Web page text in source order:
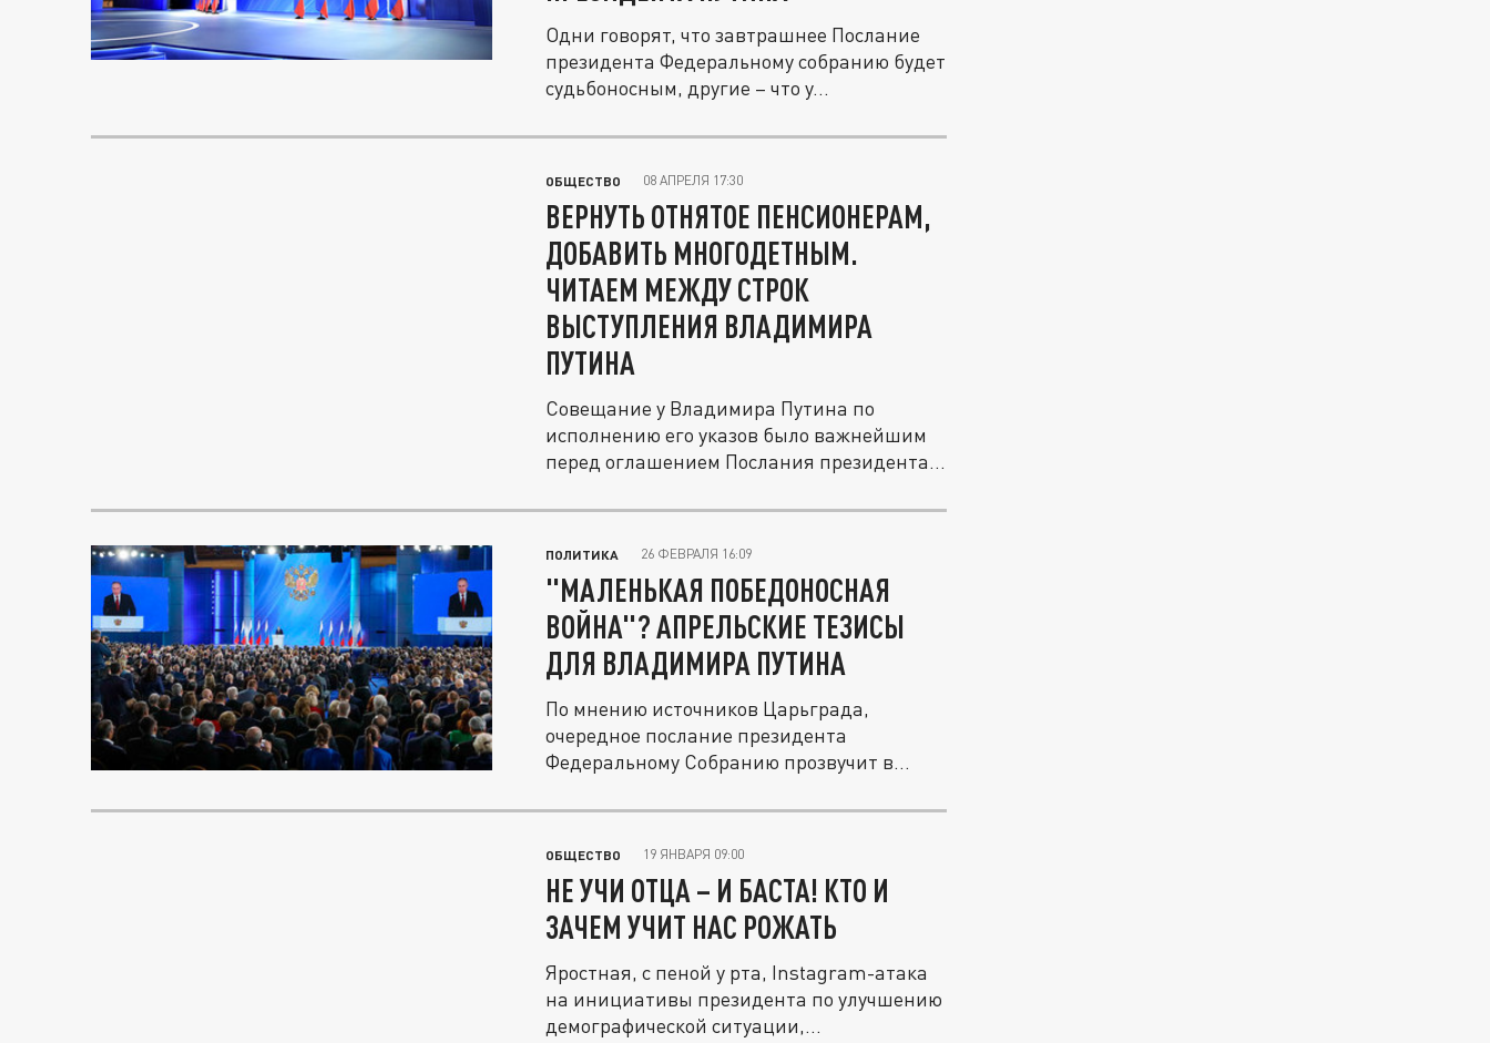
Одни говорят, что завтрашнее Послание
президента Федеральному собранию будет
судьбоносным, другие – что у...
ОБЩЕСТВО 08 АПРЕЛЯ 17:30
ВЕРНУТЬ ОТНЯТОЕ ПЕНСИОНЕРАМ,
ДОБАВИТЬ МНОГОДЕТНЫМ.
ЧИТАЕМ МЕЖДУ СТРОК
ВЫСТУПЛЕНИЯ ВЛАДИМИРА
ПУТИНА
Совещание у Владимира Путина по
исполнению его указов было важнейшим
перед оглашением Послания президента...
ПОЛИТИКА 26 ФЕВРАЛЯ 16:09
"МАЛЕНЬКАЯ ПОБЕДОНОСНАЯ
ВОЙНА"? АПРЕЛЬСКИЕ ТЕЗИСЫ
ДЛЯ ВЛАДИМИРА ПУТИНА
По мнению источников Царьграда,
очередное послание президента
Федеральному Собранию прозвучит в
ОБЩЕСТВО 19 ЯНВАРЯ 09:00
НЕ УЧИ ОТЦА – И БАСТА! КТО И
ЗАЧЕМ УЧИТ НАС РОЖАТЬ
Яростная, с пеной у рта, Instagram-атака
на инициативы президента по улучшению
демографической ситуации,...